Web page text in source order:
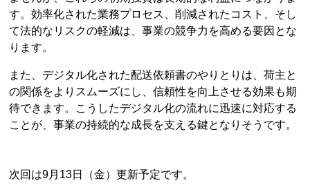
す。効率化された業務プロセス、削減されたコスト、そし
て法的なリスクの軽減は、事業の競争力を高める要因とな
ります。
また、デジタル化された配送依頼書のやりとりは、荷主と
の関係をよりスムーズにし、信頼性を向上させる効果も期
待できます。こうしたデジタル化の流れに迅速に対応する
ことが、事業の持続的な成長を支える鍵となりそうです。
次回は9月13日（金）更新予定です。